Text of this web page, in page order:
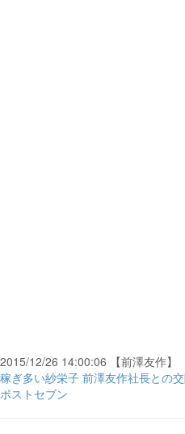
2015/12/26 14:00:06 【前澤友作】
稼ぎ多い紗栄子 前澤友作社長との
ポストセブン